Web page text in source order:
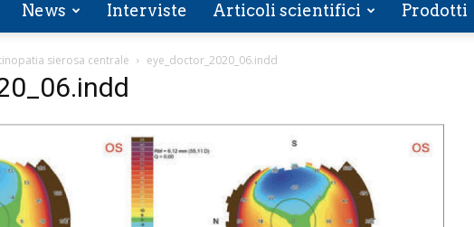
News Interviste Articoli scientifici Prodotti
sierosa centrale eye_doctor_2020_06.indd